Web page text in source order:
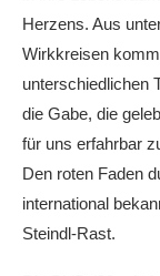
Herzens. Aus
Wirkkreisen
unterschiedlichen
die Gabe, die
für uns erfahrbar
Den roten Faden
international
Steindl-Rast.